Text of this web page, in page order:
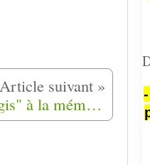
"Trouver un logis" à la mémoire harkie à Jouques (13)